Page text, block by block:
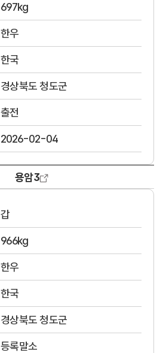
697kg
한우
한국
경상북도 청도군
출전
2026-02-04
용암3
갑
966kg
한우
한국
경상북도 청도군
등록말소